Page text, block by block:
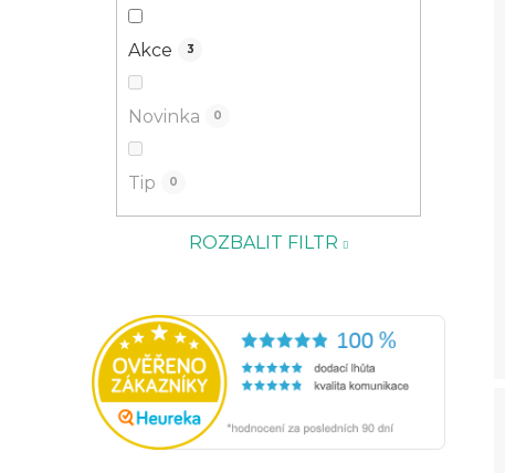
Akce 3
Novinka 0
Tip 0
ROZBALIT FILTR